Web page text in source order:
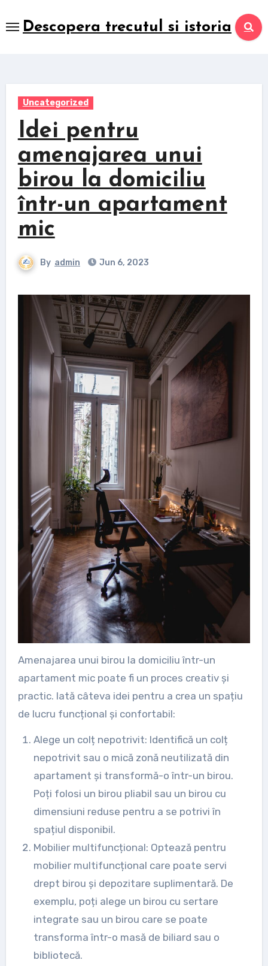
to
Descopera trecutul si istoria
Uncategorized
Idei pentru
amenajarea unui
birou la domiciliu
într-un apartament
mic
By admin Jun 6, 2023
Amenajarea unui birou la domiciliu într-un
apartament mic poate fi un proces creativ și
practic. Iată câteva idei pentru a crea un spațiu
de lucru funcțional și confortabil:
Alege un colț nepotrivit: Identifică un colț
nepotrivit sau o mică zonă neutilizată din
apartament și transformă-o într-un birou.
Poți folosi un birou pliabil sau un birou cu
dimensiuni reduse pentru a se potrivi în
spațiul disponibil.
Mobilier multifuncțional: Optează pentru
mobilier multifuncțional care poate servi
drept birou și depozitare suplimentară. De
exemplu, poți alege un birou cu sertare
integrate sau un birou care se poate
transforma într-o masă de biliard sau o
bibliotecă.